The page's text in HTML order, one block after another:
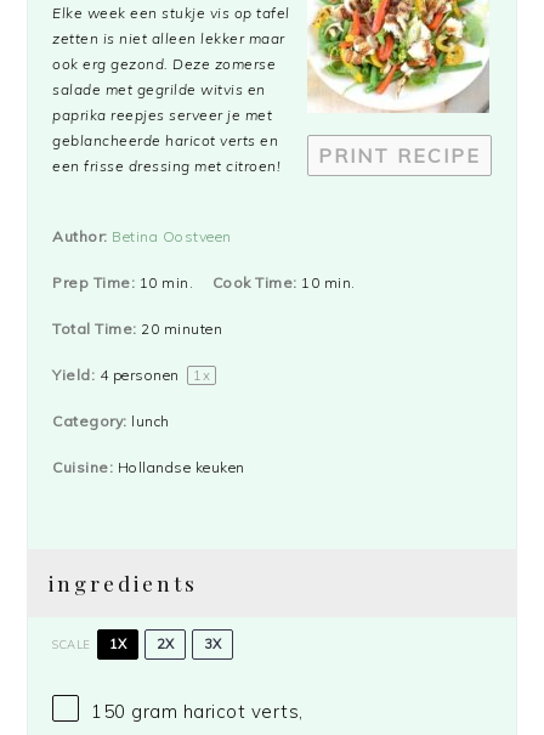
PRINT RECIPE
Elke week een stukje vis op tafel
zetten is niet alleen lekker maar
ook erg gezond. Deze zomerse
salade met gegrilde witvis en
paprika reepjes serveer je met
geblancheerde haricot verts en
een frisse dressing met citroen!
Author: Betina Oostveen
Prep Time: 10 min. Cook Time: 10 min.
Total Time: 20 minuten
Yield: 4personen 1x
Category: lunch
Cuisine: Hollandse keuken
ingredients
SCALE 1X 2X 3X
150 gram haricot verts,